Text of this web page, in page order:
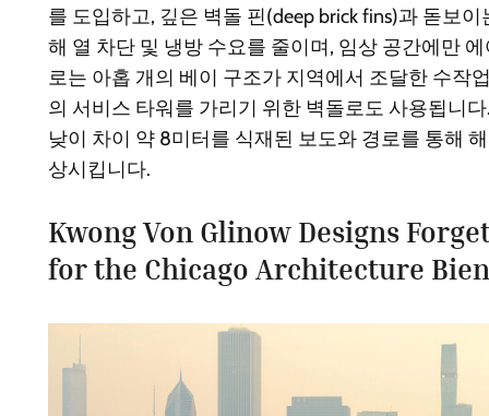
를 도입하고, 깊은 벽돌 핀(deep brick fins)과 돋보
해 열 차단 및 냉방 수요를 줄이며, 임상 공간에만
로는 아홉 개의 베이 구조가 지역에서 조달한 수작
의 서비스 타워를 가리기 위한 벽돌로도 사용됩니
낮이 차이 약 8미터를 식재된 보도와 경로를 통해
상시킵니다.
Kwong Von Glinow Designs
for the Chicago Architecture